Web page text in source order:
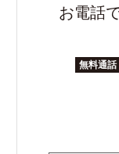
お電話
無料通話